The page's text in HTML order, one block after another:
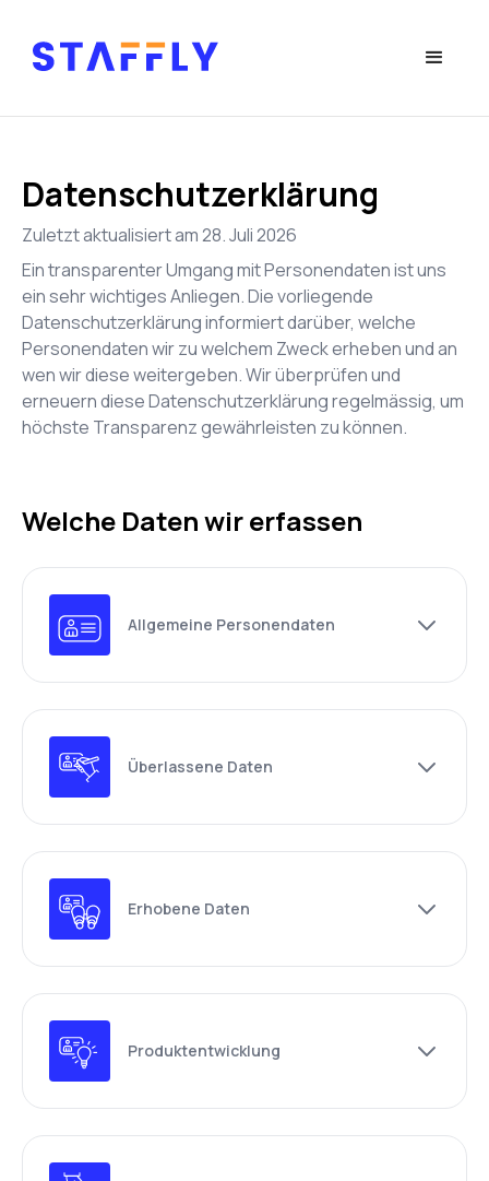
Datenschutzerklärung
Zuletzt aktualisiert am28. Juli 2026
Ein transparenter Umgang mit Personendaten ist uns
ein sehr wichtiges Anliegen. Die vorliegende
Datenschutzerklärung informiert darüber, welche
Personendaten wir zu welchem Zweck erheben und an
wen wir diese weitergeben. Wir überprüfen und
erneuern diese Datenschutzerklärung regelmässig, um
höchste Transparenz gewährleisten zu können.
Welche Daten wir erfassen
Allgemeine Personendaten
Überlassene Daten
Erhobene Daten
Produktentwicklung